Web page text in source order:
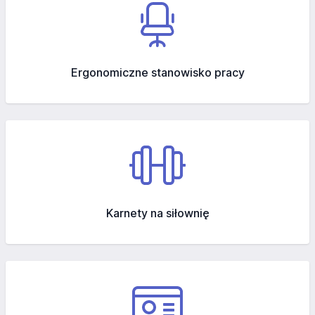
Ergonomiczne stanowisko pracy
Karnety na siłownię